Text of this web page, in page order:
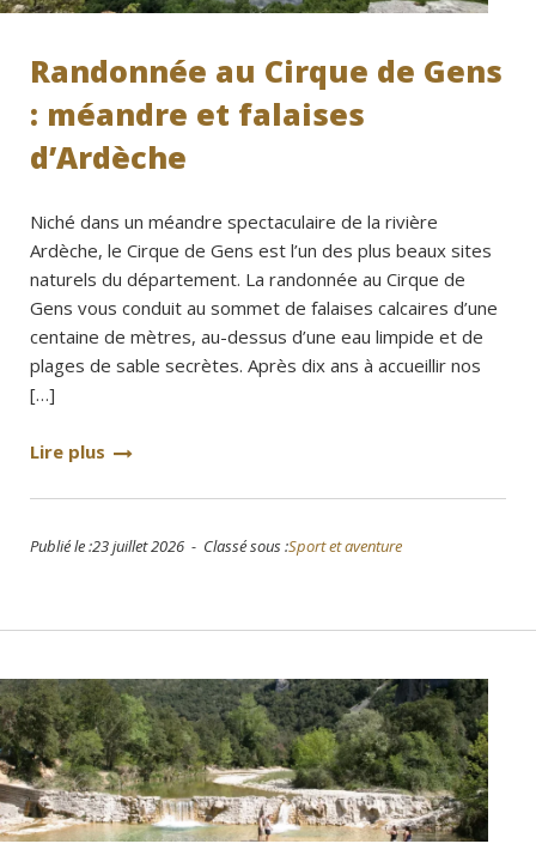
Randonnée au Cirque de Gens
: méandre et falaises
d’Ardèche
Niché dans un méandre spectaculaire de la rivière
Ardèche, le Cirque de Gens est l’un des plus beaux sites
naturels du département. La randonnée au Cirque de
Gens vous conduit au sommet de falaises calcaires d’une
centaine de mètres, au-dessus d’une eau limpide et de
plages de sable secrètes. Après dix ans à accueillir nos
[…]
Lire plus
Publié le :23 juillet 2026 - Classé sous :Sport et aventure